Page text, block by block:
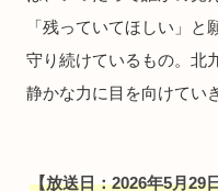
「残っていてほしい」
守り続けているもの。北
静かな力に目を向けてい
【放送日：2026年5月29